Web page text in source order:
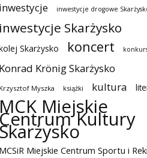
inwestycje inwestycje drogowe
inwestycje Skarżysko
Skarżysko koncert
Konrad Krönig Skarżysko
Krzysztof Myszka książki kultura
MCK Miejskie
Centrum Kultury
Skarżysko
MCSiR Miejskie Centrum Sportu i